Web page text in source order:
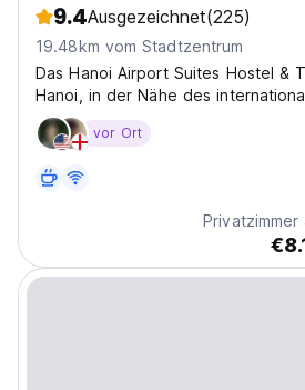
9.4Ausgezeichnet(225)
19.48km vom Stadtzentrum
Das Hanoi Airport Suites Hostel &
Hanoi, in der Nähe des
Bai, neu eröffnet.
vor Ort
Privatzimmer